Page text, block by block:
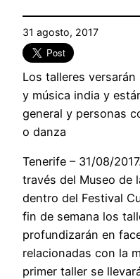
31 agosto, 2017
Los talleres
y música india y
general y personas
o danza
Tenerife – 31/08/
través del Museo de
dentro del Festival
fin de semana los
profundizarán en
relacionadas con la
primer taller se